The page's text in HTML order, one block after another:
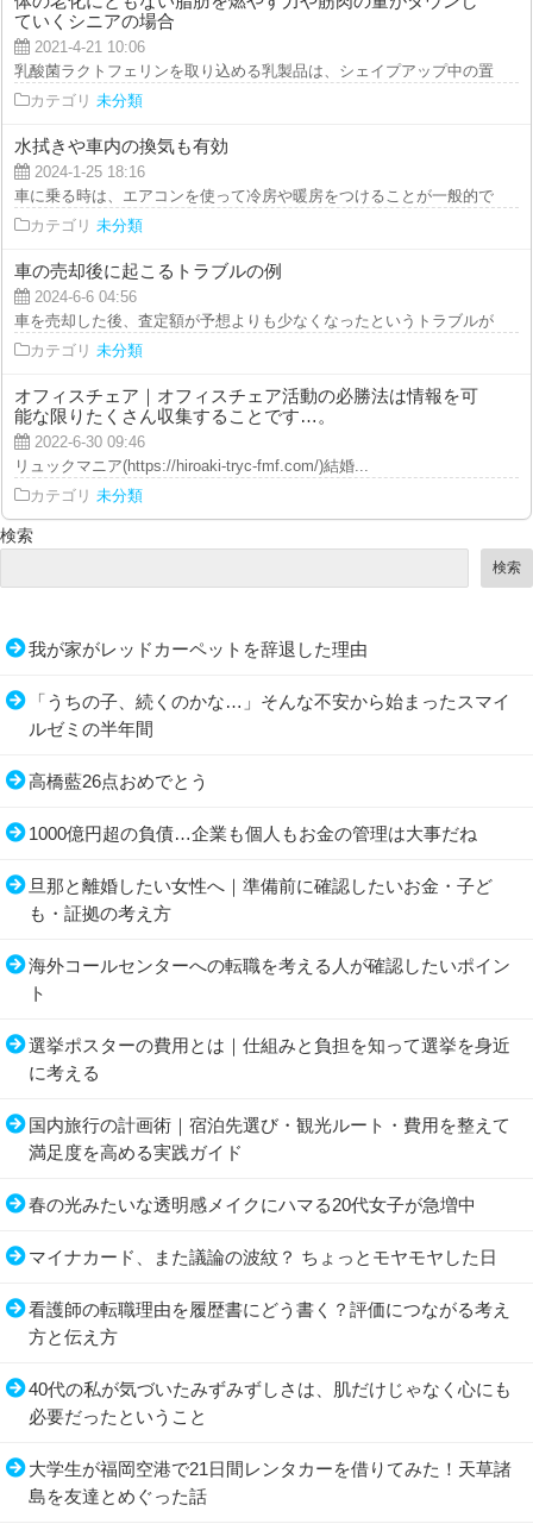
ていくシニアの場合
2021-4-21 10:06
乳酸菌ラクトフェリンを取り込める乳製品は、シェイプアップ中の置き換
カテゴリ 未分類
水拭きや車内の換気も有効
2024-1-25 18:16
車に乗る時は、エアコンを使って冷房や暖房をつけることが一般的ですよ
カテゴリ 未分類
車の売却後に起こるトラブルの例
2024-6-6 04:56
車を売却した後、査定額が予想よりも少なくなったというトラブルが発生
カテゴリ 未分類
オフィスチェア｜オフィスチェア活動の必勝法は情報を可
能な限りたくさん収集することです…。
2022-6-30 09:46
リュックマニア(https://hiroaki-tryc-fmf.com/)結婚...
カテゴリ 未分類
検索
検索
我が家がレッドカーペットを辞退した理由
「うちの子、続くのかな…」そんな不安から始まったスマイ
ルゼミの半年間
高橋藍26点おめでとう
1000億円超の負債…企業も個人もお金の管理は大事だね
旦那と離婚したい女性へ｜準備前に確認したいお金・子ど
も・証拠の考え方
海外コールセンターへの転職を考える人が確認したいポイン
ト
選挙ポスターの費用とは｜仕組みと負担を知って選挙を身近
に考える
国内旅行の計画術｜宿泊先選び・観光ルート・費用を整えて
満足度を高める実践ガイド
春の光みたいな透明感メイクにハマる20代女子が急増中
マイナカード、また議論の波紋？ ちょっとモヤモヤした日
看護師の転職理由を履歴書にどう書く？評価につながる考え
方と伝え方
40代の私が気づいたみずみずしさは、肌だけじゃなく心にも
必要だったということ
大学生が福岡空港で21日間レンタカーを借りてみた！天草諸
島を友達とめぐった話